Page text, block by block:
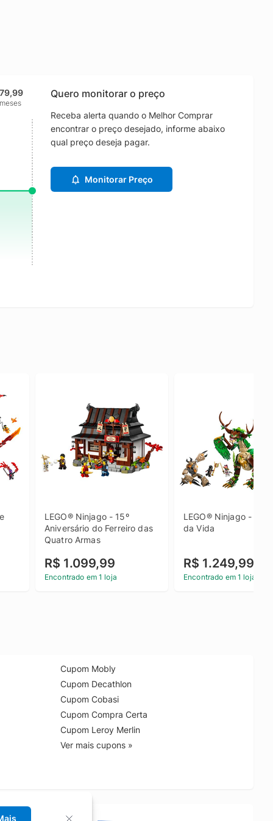
Quero monitorar o preço
Receba alerta quando o Melhor Comprar
encontrar o preço desejado, informe abaixo
qual preço deseja pagar.
Monitorar Preço
LEGO® Ninjago - 15º
Aniversário do Ferreiro das
Quatro Armas
R$ 1.099,99
Encontrado em 1 loja
LEGO® Ninjago -
da Vida
R$ 1.249,99
Encontrado em 1 loja
Cupom Mobly
Cupom Decathlon
Cupom Cobasi
Cupom Compra Certa
Cupom Leroy Merlin
Ver mais cupons »